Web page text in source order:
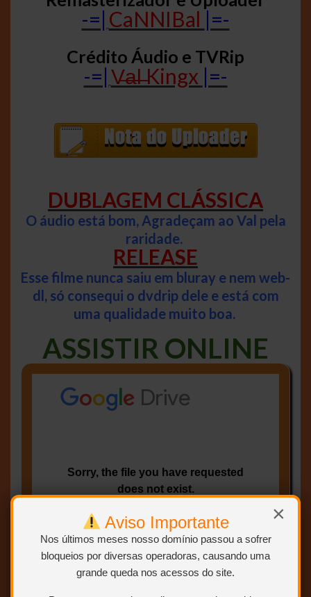
×
Aviso Importante
Nos últimos meses nosso domínio passou a sofrer
bloqueios por diversas operadoras, causando uma
grande queda nos acessos do site.
-=| CaNNIBal |=-
Crédito Áudio e TVRip
-=|V̶a̶l̶ Kingx |=-
DUBLAGEM CLÁSSICA
O áudio está bom, Agradeçam ao Val pela
raridade.
RELEASE
Esse filme nunca saiu em bluray e nem web-
dl, só consequi o dvdrip dele e está com
uma qualidade muito boa.
ASSISTIR ONLINE